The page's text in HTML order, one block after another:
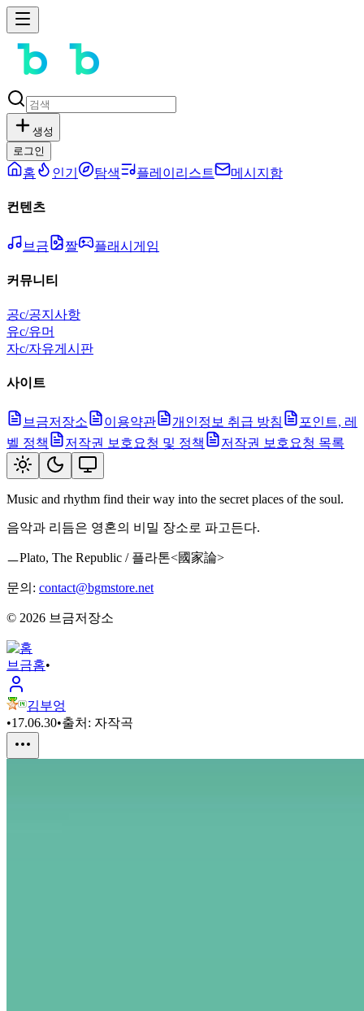
생성
로그인
홈 인기 탐색 플레이리스트 메시지함
컨텐츠
브금 짤 플래시게임
커뮤니티
공c/공지사항
유c/유머
자c/자유게시판
사이트
브금저장소 이용약관 개인정보 취급 방침
포인트, 레
벨 정책
저작권 보호요청 및 정책 저작권 보호요청 목록
Music and rhythm find their way into the secret places of the soul.
음악과 리듬은 영혼의 비밀 장소로 파고든다.
ㅡPlato, The Republic / 플라톤<國家論>
문의: contact@bgmstore.net
© 2026 브금저장소
브금홈•
김부엉
•17.06.30•출처: 자작곡